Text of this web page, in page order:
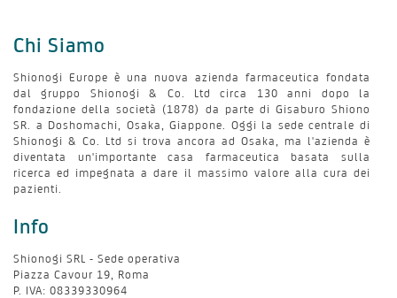
Chi Siamo
Shionogi Europe è una nuova azienda farmaceutica fondata
dal gruppo Shionogi & Co. Ltd circa 130 anni dopo la
fondazione della società (1878) da parte di Gisaburo Shiono
SR. a Doshomachi, Osaka, Giappone. Oggi la sede centrale di
Shionogi & Co. Ltd si trova ancora ad Osaka, ma l'azienda è
diventata un'importante casa farmaceutica basata sulla
ricerca ed impegnata a dare il massimo valore alla cura dei
pazienti.
Info
Shionogi SRL - Sede operativa
Piazza Cavour 19, Roma
P. IVA: 08339330964